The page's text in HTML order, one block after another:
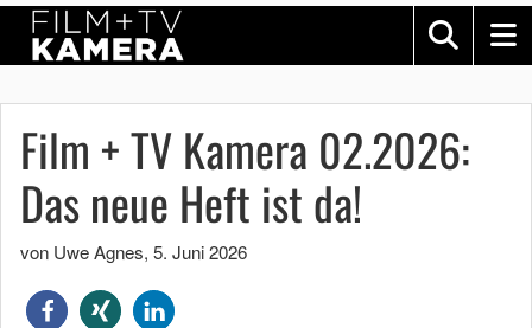
Film + TV Kamera 02.2026:
Das neue Heft ist da!
von Uwe Agnes, 5. Juni 2026